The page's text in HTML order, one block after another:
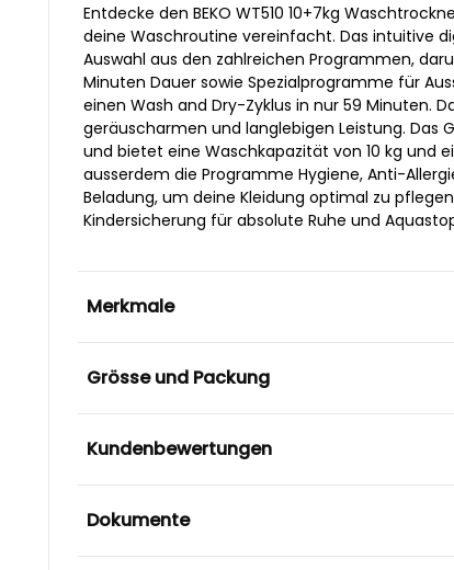
Entdecke den BEKO WT510 10+7kg
deine Waschroutine vereinfacht. Das intuitive
Auswahl aus den zahlreichen Programmen,
Minuten Dauer sowie Spezialprogramme für
einen Wash and Dry-Zyklus in nur 59 Minuten.
geräuscharmen und langlebigen Leistung. Das
und bietet eine Waschkapazität von 10 kg und
ausserdem die Programme Hygiene, Anti-
Beladung, um deine Kleidung optimal zu
Kindersicherung für absolute Ruhe und
Merkmale
Grösse und Packung
Kundenbewertungen
Dokumente